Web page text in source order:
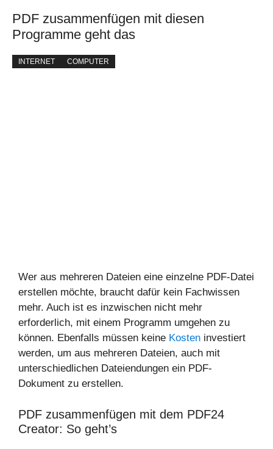
PDF zusammenfügen mit diesen
Programme geht das
INTERNET COMPUTER
Wer aus mehreren Dateien eine einzelne PDF-Datei
erstellen möchte, braucht dafür kein Fachwissen
mehr. Auch ist es inzwischen nicht mehr
erforderlich, mit einem Programm umgehen zu
können. Ebenfalls müssen keine Kosten investiert
werden, um aus mehreren Dateien, auch mit
unterschiedlichen Dateiendungen ein PDF-
Dokument zu erstellen.
PDF zusammenfügen mit dem PDF24
Creator: So geht’s